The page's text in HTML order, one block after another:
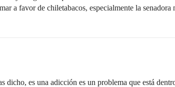
a favor de chiletabacos, especialmente la senadora
es una adicción es un problema que está